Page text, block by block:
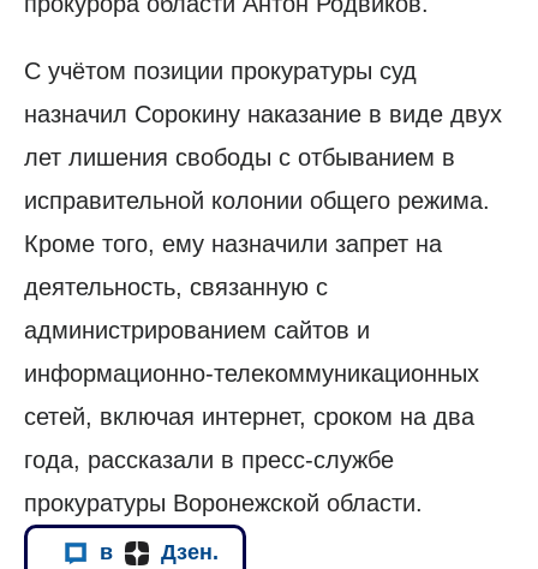
С учётом позиции прокуратуры суд
назначил Сорокину наказание в виде двух
лет лишения свободы с отбыванием в
исправительной колонии общего режима.
Кроме того, ему назначили запрет на
деятельность, связанную с
администрированием сайтов и
информационно-телекоммуникационных
сетей, включая интернет, сроком на два
года, рассказали в пресс-службе
прокуратуры Воронежской области.
в Дзен.